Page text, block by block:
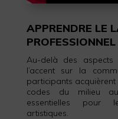
APPRENDRE LE
PROFESSIONNEL
Au-delà des aspects
l’accent sur la
participants
codes du milieu
essentielles pour
artistiques.